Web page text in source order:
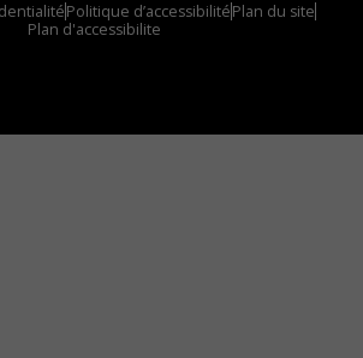
Politique d’accessibilitéPlan du site
Plan d'accessibilite